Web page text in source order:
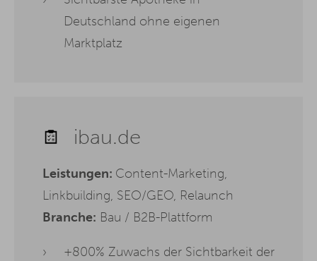
Deutschland ohne eigenen
Marktplatz
ibau.de
Leistungen: Content-Marketing,
Linkbuilding, SEO/GEO, Relaunch
Branche: Bau / B2B-Plattform
+800% Zuwachs der Sichtbarkeit der